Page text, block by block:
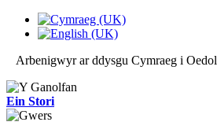
Arbenigwyr ar ddysgu Cymraeg i
Ein Stori